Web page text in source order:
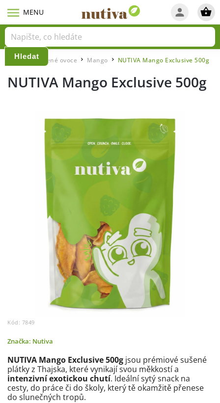
Hledat
Domů / Sušené ovoce / Mango NUTIVA Mango Exclusive 500g
NUTIVA Mango Exclusive 500g
Kód: 7849
Značka: Nutiva
NUTIVA Mango Exclusive 500g jsou prémiové sušené
plátky z Thajska, které vynikají svou měkkostí a
intenzivní exotickou chutí. Ideální sytý snack na
cesty, do práce či do školy, který tě okamžitě přenese
do slunečných tropů.